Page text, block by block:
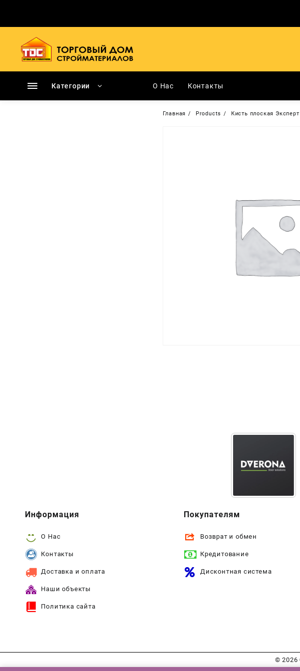
содержимому
Категории О Нас Контакты
Главная Products Кисть плоская
Информация
О Нас
Контакты
Доставка и оплата
Наши объекты
Политика сайта
Покупателям
Возврат и обмен
Кредитование
Дисконтная система
© 2026